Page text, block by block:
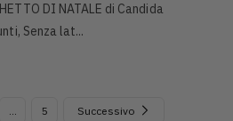
DI NATALE di Candida
Senza lat...
5 Successivo